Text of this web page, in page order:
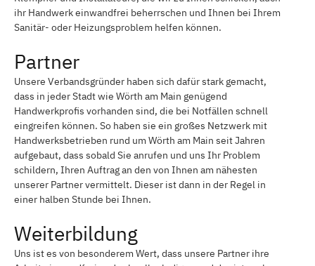
ihr Handwerk einwandfrei beherrschen und Ihnen bei Ihrem
Sanitär- oder Heizungsproblem helfen können.
Partner
Unsere Verbandsgründer haben sich dafür stark gemacht,
dass in jeder Stadt wie Wörth am Main genügend
Handwerkprofis vorhanden sind, die bei Notfällen schnell
eingreifen können. So haben sie ein großes Netzwerk mit
Handwerksbetrieben rund um Wörth am Main seit Jahren
aufgebaut, dass sobald Sie anrufen und uns Ihr Problem
schildern, Ihren Auftrag an den von Ihnen am nähesten
unserer Partner vermittelt. Dieser ist dann in der Regel in
einer halben Stunde bei Ihnen.
Weiterbildung
Uns ist es von besonderem Wert, dass unsere Partner ihre